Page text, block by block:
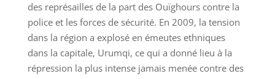
des représailles de la part des Ouïghours contre la
police et les forces de sécurité. En 2009, la tension
dans la région a explosé en émeutes ethniques
dans la capitale, Urumqi, ce qui a donné lieu à la
répression la plus intense jamais menée contre des